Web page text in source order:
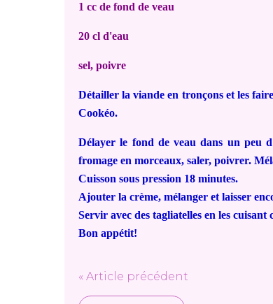
1 cc de fond de veau
20 cl d'eau
sel, poivre
Détailler la viande en tronçons et les
Cookéo.
Délayer le fond de veau dans un peu
fromage en morceaux, saler, poivrer.
Cuisson sous pression 18 minutes.
Ajouter la crème, mélanger et laisser
Servir avec des tagliatelles en les cuisant
Bon appétit!
« Article précédent